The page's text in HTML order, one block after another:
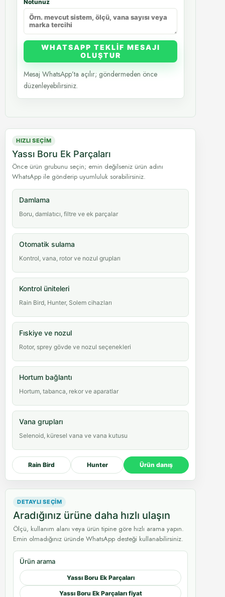
Notunuz
WHATSAPP TEKLIF MESAJI
OLUŞTUR
Mesaj WhatsApp’ta açılır; göndermeden önce
düzenleyebilirsiniz.
HIZLI SEÇIM
Yassı Boru Ek Parçaları
Önce ürün grubunu seçin; emin değilseniz ürün adını
WhatsApp ile gönderip uyumluluk sorabilirsiniz.
Damlama
Boru, damlatıcı, filtre ve ek parçalar
Otomatik sulama
Kontrol, vana, rotor ve nozul grupları
Kontrol üniteleri
Rain Bird, Hunter, Solem cihazları
Fıskiye ve nozul
Rotor, sprey gövde ve nozul seçenekleri
Hortum bağlantı
Hortum, tabanca, rekor ve aparatlar
Vana grupları
Selenoid, küresel vana ve vana kutusu
Rain Bird Hunter Ürün danış
DETAYLI SEÇIM
Aradığınız ürüne daha hızlı ulaşın
Ölçü, kullanım alanı veya ürün tipine göre hızlı arama yapın.
Emin olmadığınız üründe WhatsApp desteği kullanabilirsiniz.
Ürün arama
Yassı Boru Ek Parçaları
Yassı Boru Ek Parçaları fiyat